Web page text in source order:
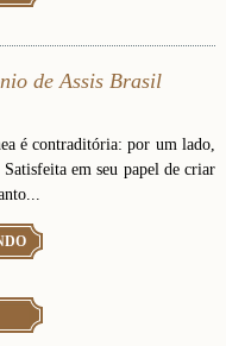
de Assis Brasil
é contraditória: por um lado,
em seu papel de criar